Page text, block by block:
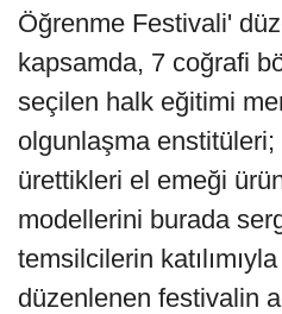
Öğrenme Festivali'
kapsamda, 7 coğrafi
seçilen halk eğitimi
olgunlaşma
ürettikleri el emeği
modellerini burada
temsilcilerin
düzenlenen festivalin